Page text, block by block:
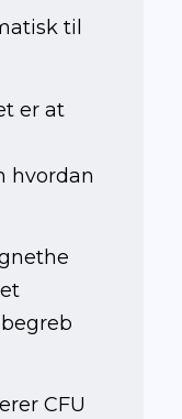
til
er at
hvordan
CFU